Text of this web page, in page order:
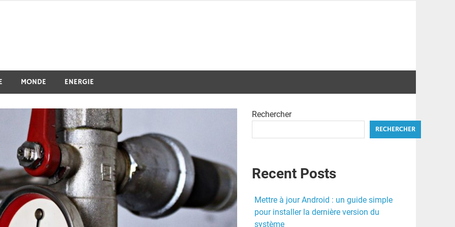
MONDE ENERGIE
Rechercher
RECHERCHER
Recent Posts
Mettre à jour Android : un guide simple
pour installer la dernière version du
système